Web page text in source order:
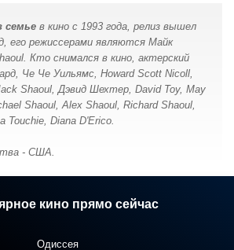
семье в кино с 1993 года, релиз вышел
его режиссерами являются Майк
Кто снимался в кино, актерский
Че Че Уильямс, Howard Scott Nicoll,
Shaoul, Дэвид Шехтер, David Toy, May
Shaoul, Alex Shaoul, Richard Shaoul,
Touchie, Diana D'Erico.
- США.
кино прямо сейчас
Одиссея